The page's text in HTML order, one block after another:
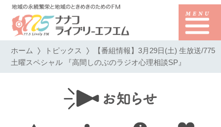
ホーム トピックス 【番組情報】3月29日(土) 生放送/775
土曜スペシャル 『高間しのぶのラジオ心理相談SP』